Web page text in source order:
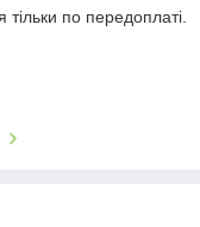
тільки по передоплаті.